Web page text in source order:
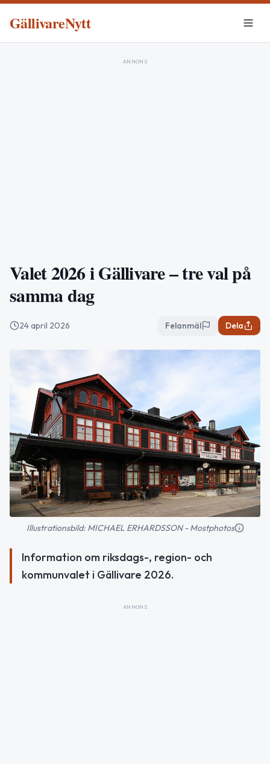
GällivareNytt
ANNONS
Valet 2026 i Gällivare – tre val på
samma dag
24 april 2026 Felanmäl Dela
Illustrationsbild: MICHAEL ERHARDSSON - Mostphotos
Information om riksdags-, region- och
kommunvalet i Gällivare 2026.
ANNONS